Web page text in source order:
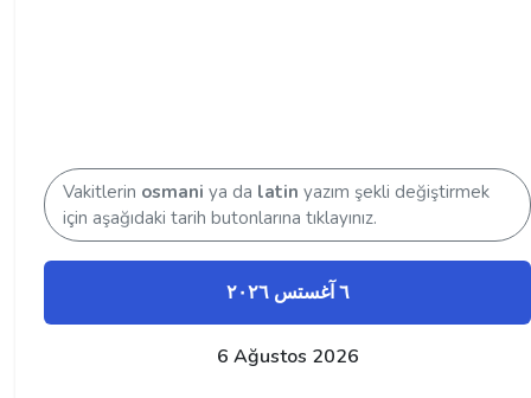
Vakitlerin osmani ya da latin yazım şekli değiştirmek
için aşağıdaki tarih butonlarına tıklayınız.
٦ آغستس ۲۰۲٦
6 Ağustos 2026